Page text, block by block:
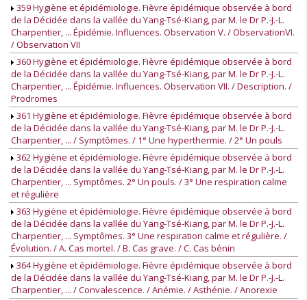
359 Hygiène et épidémiologie. Fièvre épidémique observée à bord
de la Décidée dans la vallée du Yang-Tsé-Kiang, par M. le Dr P.-J.-L.
Charpentier, ... Épidémie. Influences. Observation V. / ObservationVI.
/ Observation VII
360 Hygiène et épidémiologie. Fièvre épidémique observée à bord
de la Décidée dans la vallée du Yang-Tsé-Kiang, par M. le Dr P.-J.-L.
Charpentier, ... Épidémie. Influences. Observation VII. / Description. /
Prodromes
361 Hygiène et épidémiologie. Fièvre épidémique observée à bord
de la Décidée dans la vallée du Yang-Tsé-Kiang, par M. le Dr P.-J.-L.
Charpentier, ... / Symptômes. / 1° Une hyperthermie. / 2° Un pouls
362 Hygiène et épidémiologie. Fièvre épidémique observée à bord
de la Décidée dans la vallée du Yang-Tsé-Kiang, par M. le Dr P.-J.-L.
Charpentier, ... Symptômes. 2° Un pouls. / 3° Une respiration calme
et régulière
363 Hygiène et épidémiologie. Fièvre épidémique observée à bord
de la Décidée dans la vallée du Yang-Tsé-Kiang, par M. le Dr P.-J.-L.
Charpentier, ... Symptômes. 3° Une respiration calme et régulière. /
Évolution. / A. Cas mortel. / B. Cas grave. / C. Cas bénin
364 Hygiène et épidémiologie. Fièvre épidémique observée à bord
de la Décidée dans la vallée du Yang-Tsé-Kiang, par M. le Dr P.-J.-L.
Charpentier, ... / Convalescence. / Anémie. / Asthénie. / Anorexie